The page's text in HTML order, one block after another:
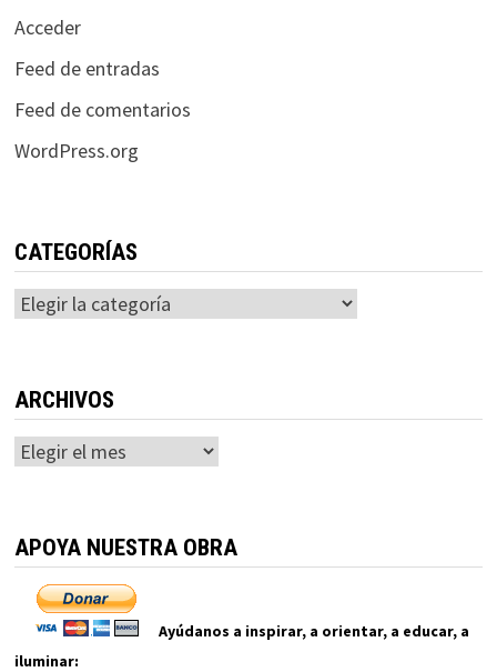
Acceder
Feed de entradas
Feed de comentarios
WordPress.org
CATEGORÍAS
Categorías
ARCHIVOS
Archivos
APOYA NUESTRA OBRA
Ayúdanos a inspirar, a orientar, a educar, a
iluminar: